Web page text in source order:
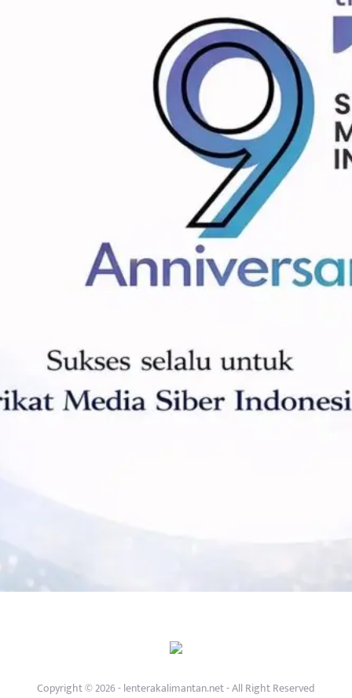
Copyright © 2026 - lenterakalimantan.net - All Right Reserved